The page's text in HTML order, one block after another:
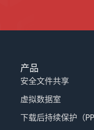
产品
安全文件共享
虚拟数据室
下载后持续保护（